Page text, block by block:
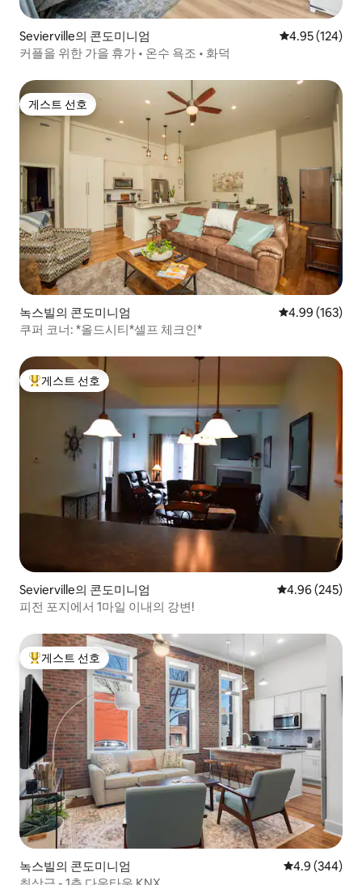
Sevierville의 콘도미니엄 평점 4.95점(5
4.95 (124)
커플을 위한 가을 휴가 • 온수 욕조 • 화덕
게스트 선호
게스트 선호
녹스빌의 콘도미니엄 평점 4.99점(5
4.99 (163)
쿠퍼 코너: *올드시티*셀프 체크인*
상위 게스트 선호
게스트 선호
Sevierville의 콘도미니엄 평점 4.96점(5
4.96 (245)
피전 포지에서 1마일 이내의 강변!
상위 게스트 선호
게스트 선호
녹스빌의 콘도미니엄 평점 4.9점(5
4.9 (344)